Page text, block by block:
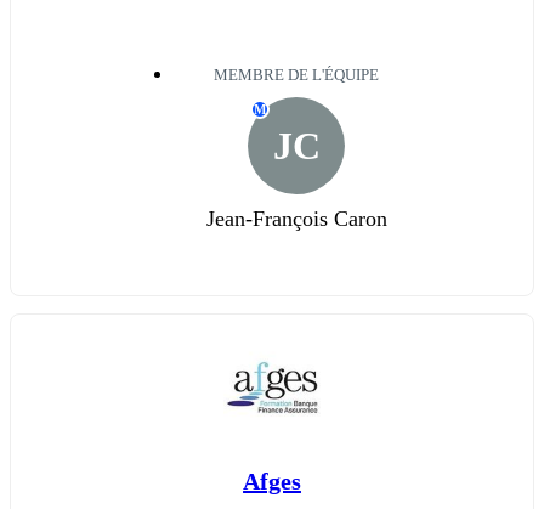
MEMBRE DE L'ÉQUIPE
JC
M
Jean-François Caron
Afges